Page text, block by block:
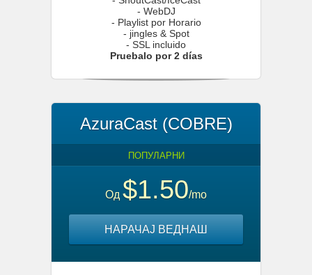
- WebDJ
- Playlist por Horario
- jingles & Spot
- SSL incluido
Pruebalo por 2 días
AzuraCast (COBRE)
ПОПУЛАРНИ
Од $1.50/mo
НАРАЧАЈ ВЕДНАШ